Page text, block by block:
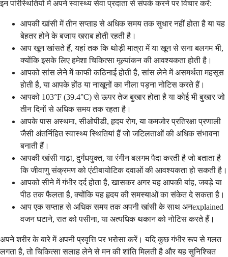
इन परिस्थितियों में अपने स्वास्थ्य सेवा प्रदाता से संपर्क करने पर विचार करें:
आपकी खांसी में तीन सप्ताह से अधिक समय तक सुधार नहीं होता है या यह
बेहतर होने के बजाय खराब होती रहती है।
आप खून खांसते हैं, यहां तक कि थोड़ी मात्रा में या खून से सना बलगम भी,
क्योंकि इसके लिए हमेशा चिकित्सा मूल्यांकन की आवश्यकता होती है।
आपको सांस लेने में काफी कठिनाई होती है, सांस लेने में असमर्थता महसूस
होती है, या आपके होंठ या नाखूनों का नीला पड़ना नोटिस करते हैं।
आपको 103°F (39.4°C) से ऊपर तेज बुखार होता है या कोई भी बुखार जो
तीन दिनों से अधिक समय तक रहता है।
आपके पास अस्थमा, सीओपीडी, हृदय रोग, या कमजोर प्रतिरक्षा प्रणाली
जैसी अंतर्निहित स्वास्थ्य स्थितियां हैं जो जटिलताओं की अधिक संभावना
बनाती हैं।
आपकी खांसी गाढ़ा, दुर्गंधयुक्त, या रंगीन बलगम पैदा करती है जो बताता है
कि जीवाणु संक्रमण को एंटीबायोटिक दवाओं की आवश्यकता हो सकती है।
आपको सीने में गंभीर दर्द होता है, खासकर अगर यह आपकी बांह, जबड़े या
पीठ तक फैलता है, क्योंकि यह हृदय की समस्याओं का संकेत दे सकता है।
आप एक सप्ताह से अधिक समय तक अपनी खांसी के साथ अनexplained
वजन घटाने, रात को पसीना, या अत्यधिक थकान को नोटिस करते हैं।
अपने शरीर के बारे में अपनी प्रवृत्ति पर भरोसा करें। यदि कुछ गंभीर रूप से गलत
लगता है, तो चिकित्सा सलाह लेने से मन की शांति मिलती है और यह सुनिश्चित